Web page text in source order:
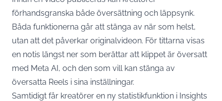
förhandsgranska både översättning och läppsynk.
Båda funktionerna går att stänga av när som helst,
utan att det påverkar originalvideon. För tittarna visas
en notis längst ner som berättar att klippet är översatt
med Meta AI, och den som vill kan stänga av
översatta Reels i sina inställningar.
Samtidigt får kreatörer en ny statistikfunktion i Insights